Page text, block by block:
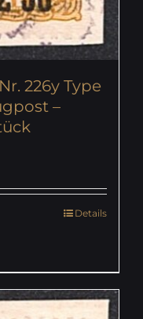
226y Type
–
Details